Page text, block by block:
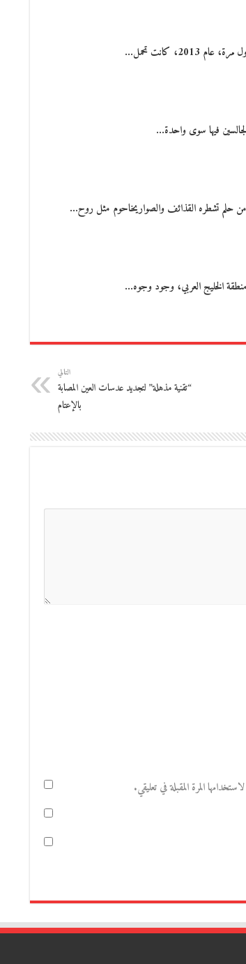
كانت تحمل…
فيها سوى واحدة…
حلم تشطره القذائف والصواريخاحوم مثل روح…
الخليج العربي، وجود وجوه…
التالي
“تقنية مذهلة” لتجديد عدسات العين المصابة
بالإعتام
المرة المقبلة في تعليقي.